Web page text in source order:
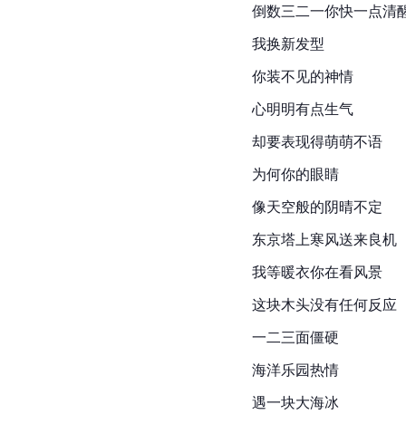
倒数三二一你快一点清
我换新发型
你装不见的神情
心明明有点生气
却要表现得萌萌不语
为何你的眼睛
像天空般的阴晴不定
东京塔 上寒风送来良机
我等暖衣你在看风景
这块木头没有任何反应
一二三面僵硬
海洋乐园热情
遇一块大海冰